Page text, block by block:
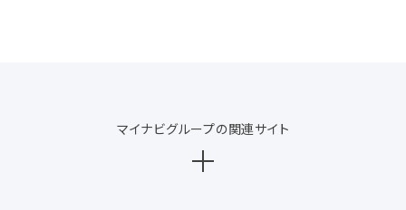
マイナビグループの関連サイト